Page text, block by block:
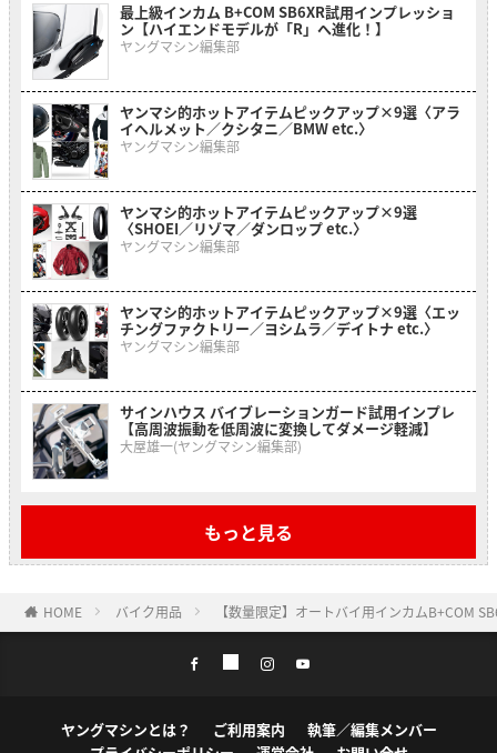
最上級インカム B+COM SB6XR試用インプレッショ
ン【ハイエンドモデルが「R」へ進化！】
ヤングマシン編集部
ヤンマシ的ホットアイテムピックアップ×9選〈アラ
イヘルメット／クシタニ／BMW etc.〉
ヤングマシン編集部
ヤンマシ的ホットアイテムピックアップ×9選
〈SHOEI／リゾマ／ダンロップ etc.〉
ヤングマシン編集部
ヤンマシ的ホットアイテムピックアップ×9選〈エッ
チングファクトリー／ヨシムラ／デイトナ etc.〉
ヤングマシン編集部
サインハウス バイブレーションガード試用インプレ
【高周波振動を低周波に変換してダメージ軽減】
大屋雄一(ヤングマシン編集部)
もっと見る
HOME バイク用品 【数量限定】オートバイ用インカムB+COM
ヤングマシンとは？ ご利用案内
執筆／編集メンバー